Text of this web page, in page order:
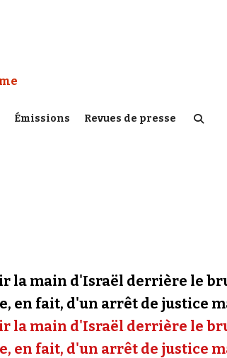
:
Émissions Revues de presse
la main d'Israël derrière le
en fait, d'un arrêt de justice
la main d'Israël derrière le
en fait, d'un arrêt de justice